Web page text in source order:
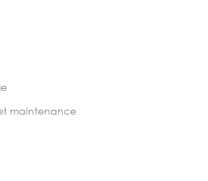
maintenance